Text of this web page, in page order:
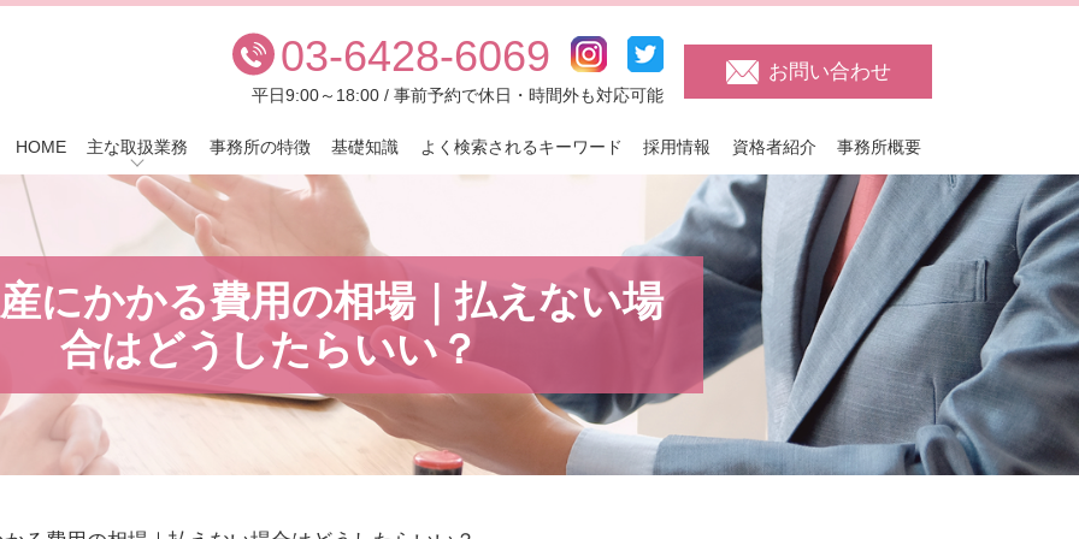
にかかる費用の相場｜払えない場
合はどうしたらいい？
03-6428-6069
平日9:00～18:00 / 事前予約で休日・時間外も対応可能
お問い合わせ
HOME 主な取扱業務 事務所の特徴 基礎知識 よく検索されるキーワード 採用情報 資格者紹介 事務所概要